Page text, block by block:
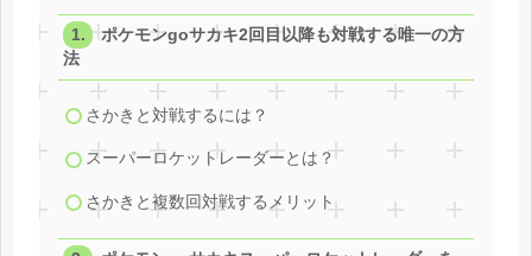
ポケモンgoサカキ2回目以降も対戦する唯一の方
法
さかきと対戦するには？
スーパーロケットレーダーとは？
さかきと複数回対戦するメリット